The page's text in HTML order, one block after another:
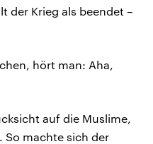
der Krieg als beendet –
hört man: Aha,
auf die Muslime,
So machte sich der